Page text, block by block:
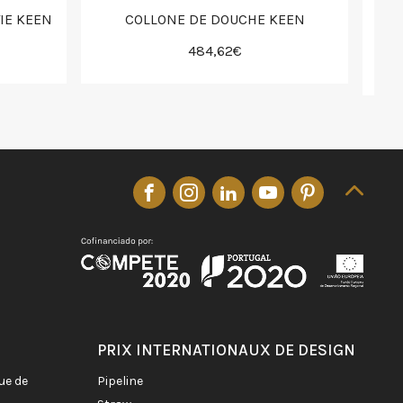
KEEN
COLLONE DE DOUCHE KEEN
484,62€
PRIX INTERNATIONAUX DE DESIGN
pipeline